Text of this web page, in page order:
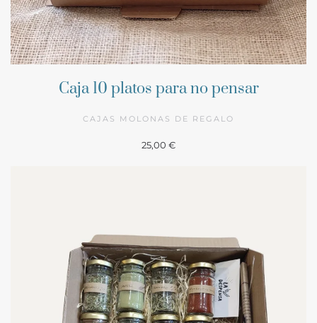
Caja 10 platos para no pensar
CAJAS MOLONAS DE REGALO
25,00 €